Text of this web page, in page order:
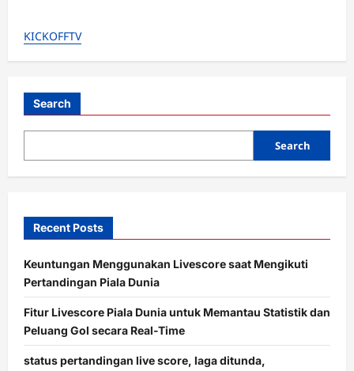
g
o
KICKOFFTV
Search
Search
Recent Posts
Keuntungan Menggunakan Livescore saat Mengikuti
Pertandingan Piala Dunia
Fitur Livescore Piala Dunia untuk Memantau Statistik dan
Peluang Gol secara Real-Time
status pertandingan live score, laga ditunda,